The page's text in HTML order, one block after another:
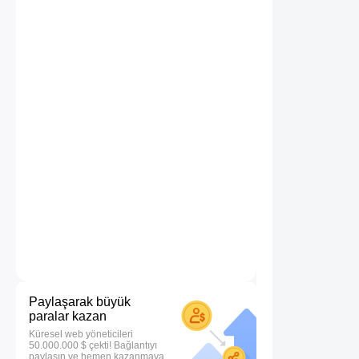
Paylaşarak büyük
paralar kazan
Küresel web yöneticileri
50.000.000 $ çekti! Bağlantıyı
paylaşın ve hemen kazanmaya